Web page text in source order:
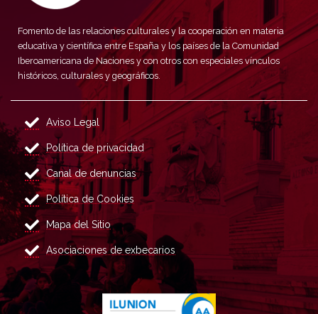
Fomento de las relaciones culturales y la cooperación en materia
educativa y científica entre España y los países de la Comunidad
Iberoamericana de Naciones y con otros con especiales vínculos
históricos, culturales y geográficos.
Aviso Legal
Política de privacidad
Canal de denuncias
Política de Cookies
Mapa del Sitio
Asociaciones de exbecarios